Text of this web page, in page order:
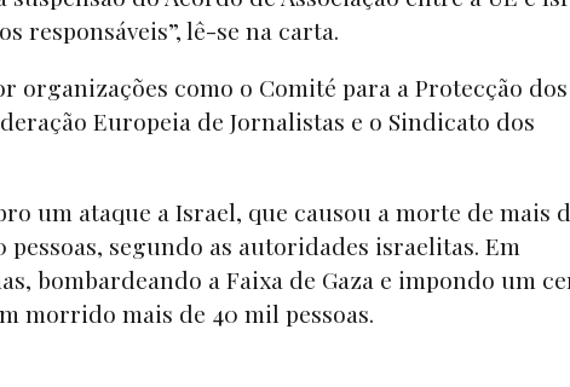
responsáveis”, lê-se na carta.
organizações como o Comité para a Protecção dos
Europeia de Jornalistas e o Sindicato dos
um ataque a Israel, que causou a morte de mais
pessoas, segundo as autoridades israelitas. Em
bombardeando a Faixa de Gaza e impondo um
morrido mais de 40 mil pessoas.